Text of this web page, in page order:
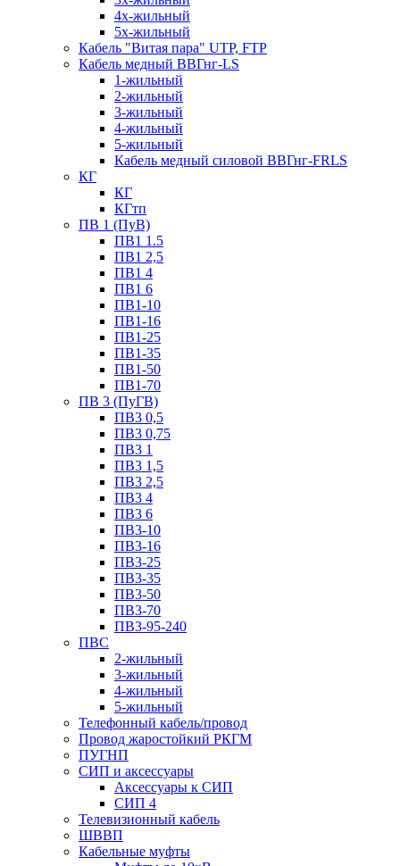
4х-жильный
5х-жильный
Кабель "Витая пара" UTP, FTP
Кабель медный ВВГнг-LS
1-жильный
2-жильный
3-жильный
4-жильный
5-жильный
Кабель медный силовой ВВГнг-FRLS
КГ
КГ
КГтп
ПВ 1 (ПуВ)
ПВ1 1.5
ПВ1 2,5
ПВ1 4
ПВ1 6
ПВ1-10
ПВ1-16
ПВ1-25
ПВ1-35
ПВ1-50
ПВ1-70
ПВ 3 (ПуГВ)
ПВ3 0,5
ПВ3 0,75
ПВ3 1
ПВ3 1,5
ПВ3 2,5
ПВ3 4
ПВ3 6
ПВ3-10
ПВ3-16
ПВ3-25
ПВ3-35
ПВ3-50
ПВ3-70
ПВ3-95-240
ПВС
2-жильный
3-жильный
4-жильный
5-жильный
Телефонный кабель/провод
Провод жаростойкий РКГМ
ПУГНП
СИП и аксессуары
Аксессуары к СИП
СИП 4
Телевизионный кабель
ШВВП
Кабельные муфты